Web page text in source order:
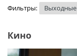
Фильтры:
Выходные
Кино